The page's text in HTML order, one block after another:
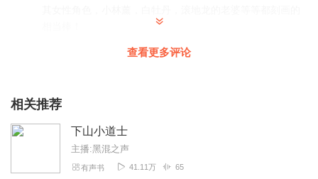
好听好听好听！ 好听好听好听！
吃猫的鱼_88
作者对黑龙江地理风俗非常了解，小说比较贴地气，非常不
查看更多评论
相关推荐
下山小道士
主播:黑混之声
有声书 41.11万 65